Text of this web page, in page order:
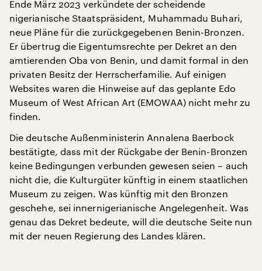
Ende März 2023 verkündete der scheidende
nigerianische Staatspräsident, Muhammadu Buhari,
neue Pläne für die zurückgegebenen Benin-Bronzen.
Er übertrug die Eigentumsrechte per Dekret an den
amtierenden Oba von Benin, und damit formal in den
privaten Besitz der Herrscherfamilie. Auf einigen
Websites waren die Hinweise auf das geplante Edo
Museum of West African Art (EMOWAA) nicht mehr zu
finden.
Die deutsche Außenministerin Annalena Baerbock
bestätigte, dass mit der Rückgabe der Benin-Bronzen
keine Bedingungen verbunden gewesen seien – auch
nicht die, die Kulturgüter künftig in einem staatlichen
Museum zu zeigen. Was künftig mit den Bronzen
geschehe, sei innernigerianische Angelegenheit. Was
genau das Dekret bedeute, will die deutsche Seite nun
mit der neuen Regierung des Landes klären.